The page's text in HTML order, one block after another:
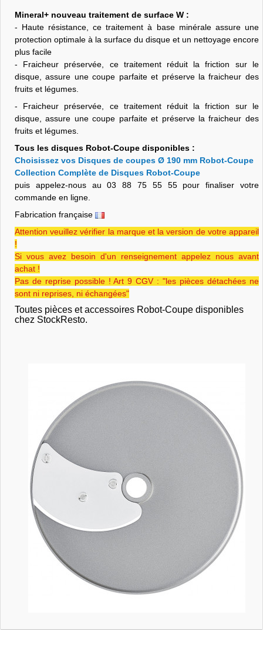
Mineral+ nouveau traitement de surface W :
- Haute résistance, ce traitement à base minérale assure une
protection optimale à la surface du disque et un nettoyage encore
plus facile
- Fraicheur préservée, ce traitement réduit la friction sur le
disque, assure une coupe parfaite et préserve la fraicheur des
fruits et légumes.
- Fraicheur préservée, ce traitement réduit la friction sur le
disque, assure une coupe parfaite et préserve la fraicheur des
fruits et légumes.
Tous les disques Robot-Coupe disponibles :
Choisissez vos Disques de coupes Ø 190 mm Robot-Coupe
Collection Complète de Disques Robot-Coupe
puis appelez-nous au 03 88 75 55 55 pour finaliser votre
commande en ligne.
Fabrication française
Attention veuillez vérifier la marque et la version de votre appareil
!
Si vous avez besoin d'un renseignement appelez nous avant
achat !
Pas de reprise possible ! Art 9 CGV : "les pièces détachées ne
sont ni reprises, ni échangées"
Toutes pièces et accessoires Robot-Coupe disponibles
chez StockResto.